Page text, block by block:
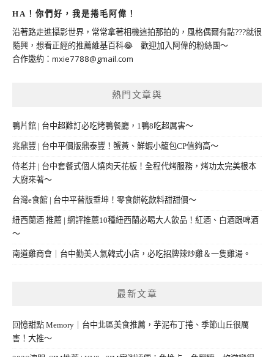
HA！你們好，我是捲毛阿偉！
沿著路走進攝影世界，常常拿著相機這拍那拍的，風格偶爾有點???就很
隨興，想看正經的推薦維基百科😂 歡迎加入阿偉的粉絲團～
合作邀約： mxie7788@gmail.com
熱門文章與
鴨片館 | 台中超難訂必吃烤鴨餐廳，1鴨8吃超厲害～
兆鼎豐 | 台中平價版鼎泰豐！蟹黃、鮮蝦小籠包CP值夠高～
侍老井 | 台中套餐式個人燒肉天花板！全程代烤服務，烤功太完美根本
大廚來著～
台灣e食館 | 台中平替版垂坤！零食餅乾飲料甜甜價～
紐西蘭酒 推薦 | 網評推薦10種紐西蘭必喝大人飲品！紅酒、白酒跟啤酒
～
南道雞商會｜台中勤美人氣韓式小店，必吃招牌辣炒雞＆一隻雞湯。
最新文章
回憶甜點 Memory｜台中北區美食推薦，芋泥布丁捲、季節山丘很厲
害！大推～